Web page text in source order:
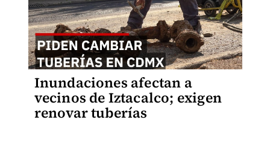
Inundaciones afectan a
vecinos de Iztacalco; exigen
renovar tuberías